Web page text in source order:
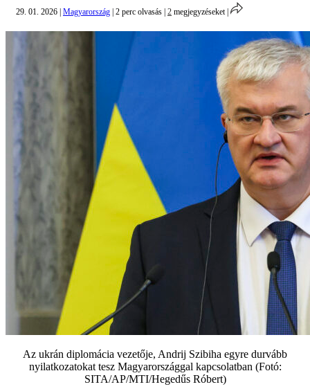
29. 01. 2026 Magyarország 2 perc olvasás 2 megjegyzéseket
Az ukrán diplomácia vezetője, Andrij Szibiha egyre durvább
nyilatkozatokat tesz Magyarországgal kapcsolatban (Fotó:
SITA/AP/MTI/Hegedűs Róbert)